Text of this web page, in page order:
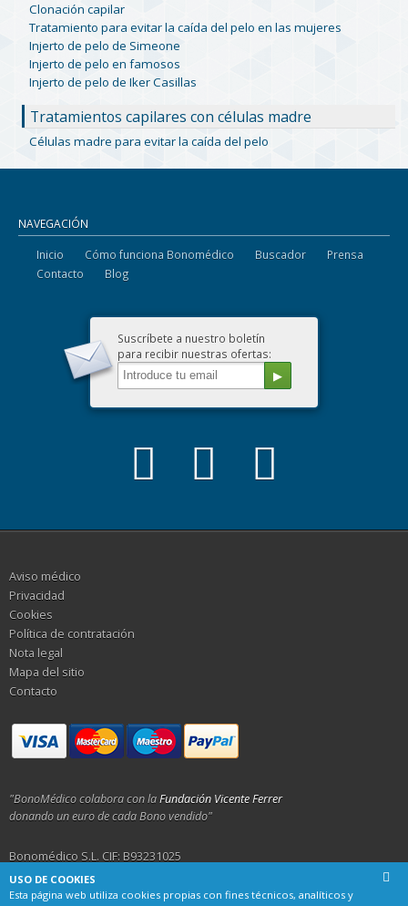
Clonación capilar
Tratamiento para evitar la caída del pelo en las mujeres
Injerto de pelo de Simeone
Injerto de pelo en famosos
Injerto de pelo de Iker Casillas
Tratamientos capilares con células madre
Células madre para evitar la caída del pelo
NAVEGACIÓN
Inicio Cómo funciona Bonomédico Buscador
Prensa
Contacto
Blog
Suscríbete a nuestro boletín
para recibir nuestras ofertas:
Aviso médico
Privacidad
Cookies
Política de contratación
Nota legal
Mapa del sitio
Contacto
"BonoMédico colabora con laFundación Vicente Ferrer
donando un euro de cada Bono vendido"
Bonomédico S.L. CIF: B93231025
Calle Alemania 23, 29001 Málaga
USO DE COOKIES
Esta página web utiliza cookies propias con fines técnicos, analíticos y